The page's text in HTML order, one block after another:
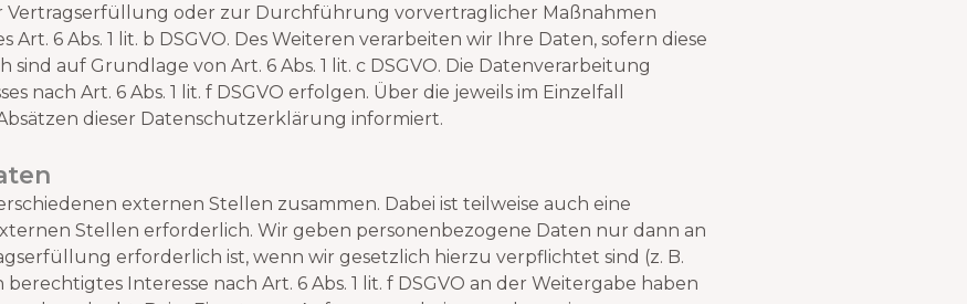
Vertragserfüllung oder zur Durchführung vorvertraglicher Maßnahmen
6 Abs. 1 lit. b DSGVO. Des Weiteren verarbeiten wir Ihre Daten, sofern diese
auf Grundlage von Art. 6 Abs. 1 lit. c DSGVO. Die Datenverarbeitung
Art. 6 Abs. 1 lit. f DSGVO erfolgen. Über die jeweils im Einzelfall
dieser Datenschutzerklärung informiert.
externen Stellen zusammen. Dabei ist teilweise auch eine
Stellen erforderlich. Wir geben personenbezogene Daten nur dann an
erforderlich ist, wenn wir gesetzlich hierzu verpflichtet sind (z. B.
Interesse nach Art. 6 Abs. 1 lit. f DSGVO an der Weitergabe haben